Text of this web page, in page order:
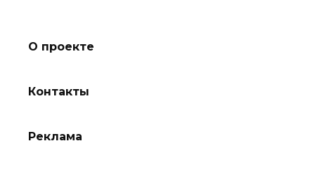
О проекте
Контакты
Реклама